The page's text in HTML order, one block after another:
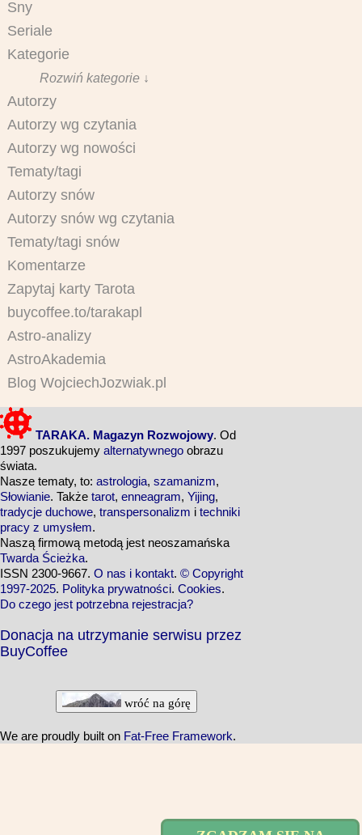
Sny
Seriale
Kategorie
Rozwiń kategorie ↓
Autorzy
Autorzy wg czytania
Autorzy wg nowości
Tematy/tagi
Autorzy snów
Autorzy snów wg czytania
Tematy/tagi snów
Komentarze
Zapytaj karty Tarota
buycoffee.to/tarakapl
Astro-analizy
AstroAkademia
Blog WojciechJozwiak.pl
TARAKA. Magazyn Rozwojowy. Od
1997 poszukujemy alternatywnego obrazu
świata.
Nasze tematy, to: astrologia, szamanizm,
Słowianie. Także tarot, enneagram, Yijing,
tradycje duchowe, transpersonalizm i techniki
pracy z umysłem.
Naszą firmową metodą jest neoszamańska
Twarda Ścieżka.
ISSN 2300-9667. O nas i kontakt. © Copyright
1997-2025. Polityka prywatności. Cookies.
Do czego jest potrzebna rejestracja?
Donacja na utrzymanie serwisu przez
BuyCoffee
wróć na górę
We are proudly built on Fat-Free Framework.